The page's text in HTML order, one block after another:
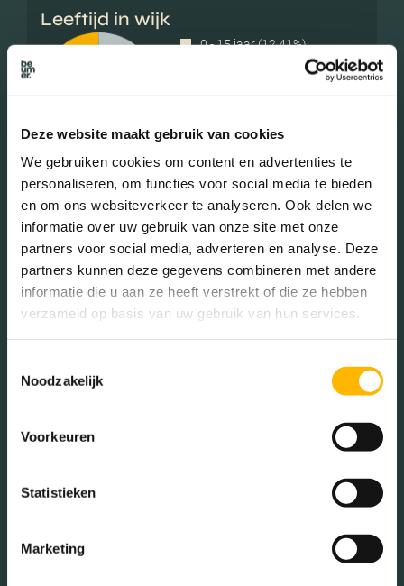
Deze website maakt gebruik van cookies
We gebruiken cookies om content en advertenties te
personaliseren, om functies voor social media te bieden
en om ons websiteverkeer te analyseren. Ook delen we
informatie over uw gebruik van onze site met onze
partners voor social media, adverteren en analyse. Deze
partners kunnen deze gegevens combineren met andere
informatie die u aan ze heeft verstrekt of die ze hebben
verzameld op basis van uw gebruik van hun services.
Noodzakelijk
Voorkeuren
Statistieken
Marketing
Leeftijd in wijk
0 - 15 jaar (12.41%)
15 - 25 jaar (12.41%)
65+ jaar (23.38%)
Geslacht
Mannen (45.75%)
Vrouwen (54.25%)
Éénpersoons huishoudens